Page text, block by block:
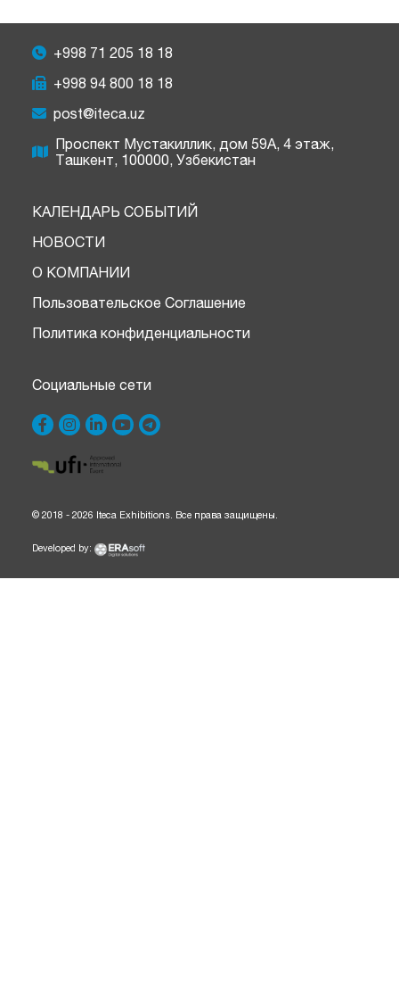
+998 71 205 18 18
+998 94 800 18 18
post@iteca.uz
Проспект Мустакиллик, дом 59А, 4 этаж,
Ташкент, 100000, Узбекистан
КАЛЕНДАРЬ СОБЫТИЙ
НОВОСТИ
О КОМПАНИИ
Пользовательское Соглашение
Политика конфиденциальности
Социальные сети
© 2018 - 2026 Iteca Exhibitions. Все права защищены.
Developed by: